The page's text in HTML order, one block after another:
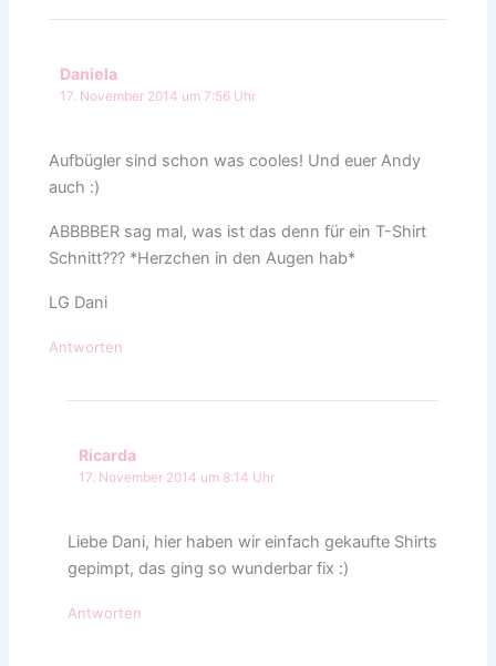
Daniela
17. November 2014 um 7:56 Uhr
Aufbügler sind schon was cooles! Und euer Andy
auch :)
ABBBBER sag mal, was ist das denn für ein T-Shirt
Schnitt??? *Herzchen in den Augen hab*
LG Dani
Antworten
Ricarda
17. November 2014 um 8:14 Uhr
Liebe Dani, hier haben wir einfach gekaufte Shirts
gepimpt, das ging so wunderbar fix :)
Antworten